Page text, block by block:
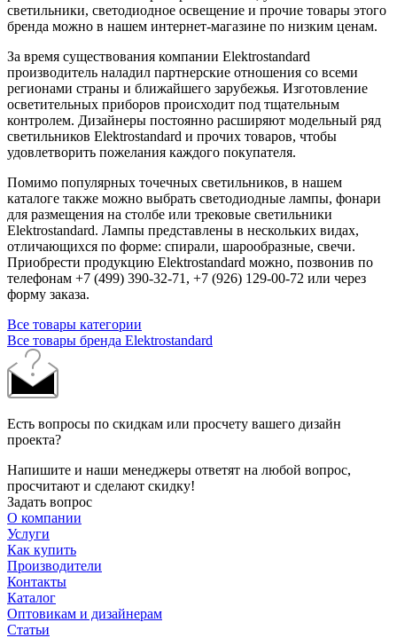
светильники, светодиодное освещение и прочие товары этого
бренда можно в нашем интернет-магазине по низким ценам.
За время существования компании Elektrostandard
производитель наладил партнерские отношения со всеми
регионами страны и ближайшего зарубежья. Изготовление
осветительных приборов происходит под тщательным
контролем. Дизайнеры постоянно расширяют модельный ряд
светильников Elektrostandard и прочих товаров, чтобы
удовлетворить пожелания каждого покупателя.
Помимо популярных точечных светильников, в нашем
каталоге также можно выбрать светодиодные лампы, фонари
для размещения на столбе или трековые светильники
Elektrostandard. Лампы представлены в нескольких видах,
отличающихся по форме: спирали, шарообразные, свечи.
Приобрести продукцию Elektrostandard можно, позвонив по
телефонам +7 (499) 390-32-71, +7 (926) 129-00-72 или через
форму заказа.
Все товары категории
Все товары бренда Elektrostandard
Есть вопросы по скидкам или просчету вашего дизайн
проекта?
Напишите и наши менеджеры ответят на любой вопрос,
просчитают и сделают скидку!
Задать вопрос
О компании
Услуги
Как купить
Производители
Контакты
Каталог
Оптовикам и дизайнерам
Статьи